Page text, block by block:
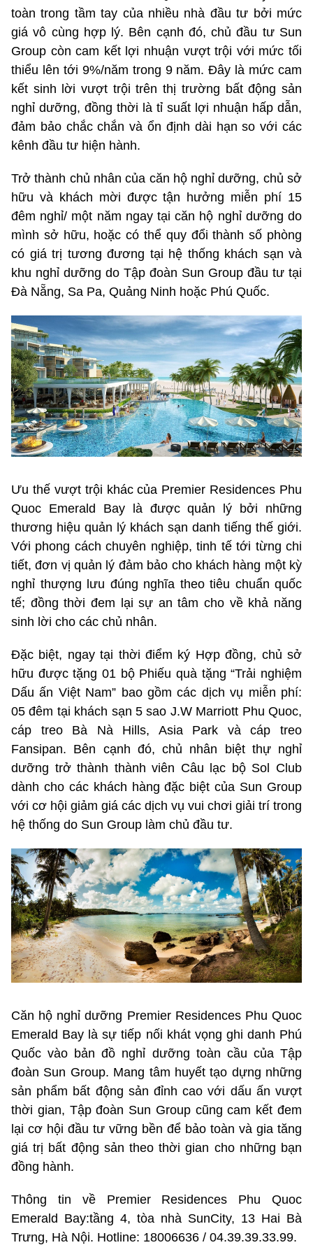
toàn trong tầm tay của nhiều nhà đầu tư bởi mức
giá vô cùng hợp lý. Bên cạnh đó, chủ đầu tư Sun
Group còn cam kết lợi nhuận vượt trội với mức tối
thiểu lên tới 9%/năm trong 9 năm. Đây là mức cam
kết sinh lời vượt trội trên thị trường bất động sản
nghỉ dưỡng, đồng thời là tỉ suất lợi nhuận hấp dẫn,
đảm bảo chắc chắn và ổn định dài hạn so với các
kênh đầu tư hiện hành.
Trở thành chủ nhân của căn hộ nghỉ dưỡng, chủ sở
hữu và khách mời được tận hưởng miễn phí 15
đêm nghỉ/ một năm ngay tại căn hộ nghỉ dưỡng do
mình sở hữu, hoặc có thể quy đổi thành số phòng
có giá trị tương đương tại hệ thống khách sạn và
khu nghỉ dưỡng do Tập đoàn Sun Group đầu tư tại
Đà Nẵng, Sa Pa, Quảng Ninh hoặc Phú Quốc.
Ưu thế vượt trội khác của Premier Residences Phu
Quoc Emerald Bay là được quản lý bởi những
thương hiệu quản lý khách sạn danh tiếng thế giới.
Với phong cách chuyên nghiệp, tinh tế tới từng chi
tiết, đơn vị quản lý đảm bảo cho khách hàng một kỳ
nghỉ thượng lưu đúng nghĩa theo tiêu chuẩn quốc
tế; đồng thời đem lại sự an tâm cho về khả năng
sinh lời cho các chủ nhân.
Đặc biệt, ngay tại thời điểm ký Hợp đồng, chủ sở
hữu được tặng 01 bộ Phiếu quà tặng “Trải nghiệm
Dấu ấn Việt Nam” bao gồm các dịch vụ miễn phí:
05 đêm tại khách sạn 5 sao J.W Marriott Phu Quoc,
cáp treo Bà Nà Hills, Asia Park và cáp treo
Fansipan. Bên cạnh đó, chủ nhân biệt thự nghỉ
dưỡng trở thành thành viên Câu lạc bộ Sol Club
dành cho các khách hàng đặc biệt của Sun Group
với cơ hội giảm giá các dịch vụ vui chơi giải trí trong
hệ thống do Sun Group làm chủ đầu tư.
Căn hộ nghỉ dưỡng Premier Residences Phu Quoc
Emerald Bay là sự tiếp nối khát vọng ghi danh Phú
Quốc vào bản đồ nghỉ dưỡng toàn cầu của Tập
đoàn Sun Group. Mang tâm huyết tạo dựng những
sản phẩm bất động sản đỉnh cao với dấu ấn vượt
thời gian, Tập đoàn Sun Group cũng cam kết đem
lại cơ hội đầu tư vững bền để bảo toàn và gia tăng
giá trị bất động sản theo thời gian cho những bạn
đồng hành.
Thông tin về Premier Residences Phu Quoc
Emerald Bay:tầng 4, tòa nhà SunCity, 13 Hai Bà
Trưng, Hà Nội. Hotline: 18006636 / 04.39.39.33.99.